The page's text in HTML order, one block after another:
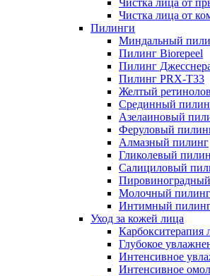
Чистка лица от
Чистка лица от
Пилинги
Миндальный
Пилинг Biorepeel
Пилинг
Пилинг PRX-T33
Желтый
Срединный
Азелаиновый
Феруловый
Алмазный пилинг
Гликолевый
Салициловый
Молочный пилинг
Интимный
Уход за кожей лица
Карбокситерапия
Глубокое
Интенсивное
Интенсивное